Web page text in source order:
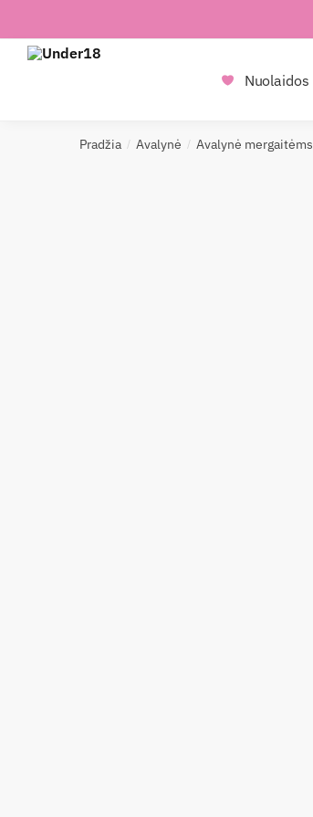
navigation
content
Nuolaidos
Pradžia / Avalynė / Avalynė mergaitėms